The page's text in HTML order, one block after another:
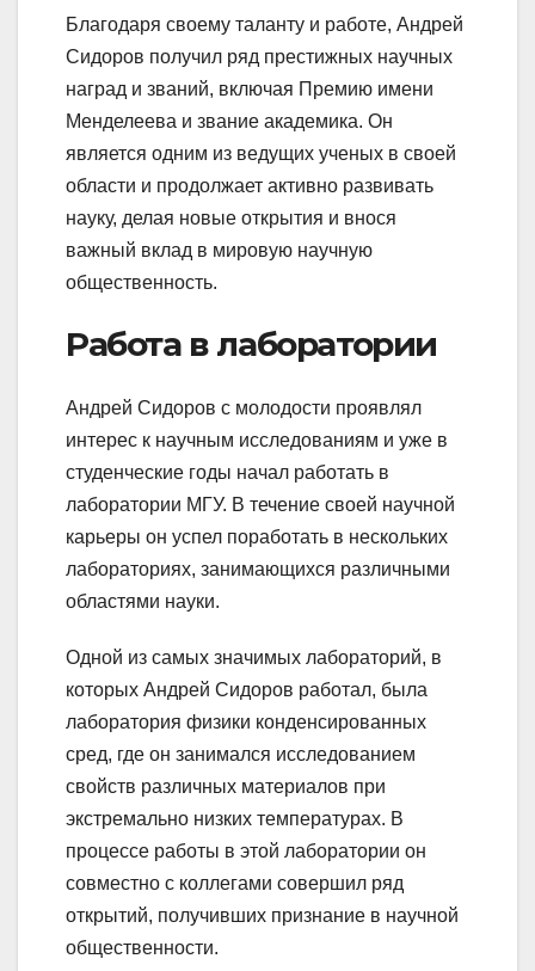
Благодаря своему таланту и работе, Андрей
Сидоров получил ряд престижных научных
наград и званий, включая Премию имени
Менделеева и звание академика. Он
является одним из ведущих ученых в своей
области и продолжает активно развивать
науку, делая новые открытия и внося
важный вклад в мировую научную
общественность.
Работа в лаборатории
Андрей Сидоров с молодости проявлял
интерес к научным исследованиям и уже в
студенческие годы начал работать в
лаборатории МГУ. В течение своей научной
карьеры он успел поработать в нескольких
лабораториях, занимающихся различными
областями науки.
Одной из самых значимых лабораторий, в
которых Андрей Сидоров работал, была
лаборатория физики конденсированных
сред, где он занимался исследованием
свойств различных материалов при
экстремально низких температурах. В
процессе работы в этой лаборатории он
совместно с коллегами совершил ряд
открытий, получивших признание в научной
общественности.